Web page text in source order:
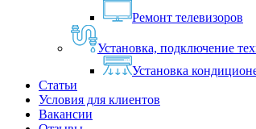
Ремонт телевизоров
Установка, подключение
Установка
Статьи
Условия для клиентов
Вакансии